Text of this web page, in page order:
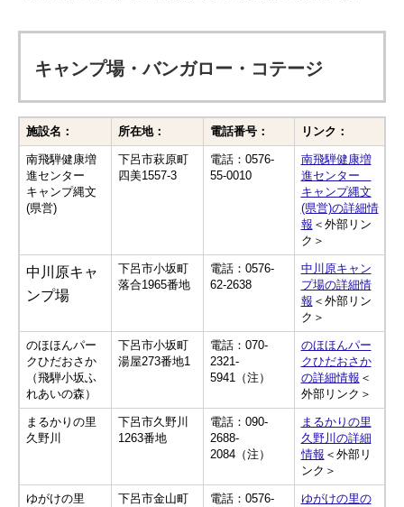
キャンプ場・バンガロー・コテージ
施設名： 所在地： 電話番号： リンク：
南飛騨健康増
進センター
キャンプ縄文
(県営)
下呂市萩原町
四美1557-3
電話：0576-
55-0010
南飛騨健康増
進センター
キャンプ縄文
(県営)の詳細情
報 ＜外部リン
ク＞
中川原キャ
ンプ場
下呂市小坂町
落合1965番地
電話：0576-
62-2638
中川原キャン
プ場の詳細情
報 ＜外部リン
ク＞
のほほんパー
クひだおさか
（飛騨小坂ふ
れあいの森）
下呂市小坂町
湯屋273番地1
電話：070-
2321-
5941（注）
のほほんパー
クひだおさか​
の詳細情報 ＜
外部リンク＞
まるかりの里
久野川
下呂市久野川
1263番地
電話：090-
2688-
2084（注）
まるかりの里
久野川の詳細
情報 ＜外部リ
ンク＞
ゆがけの里
下呂市金山町
電話：0576-
ゆがけの里の